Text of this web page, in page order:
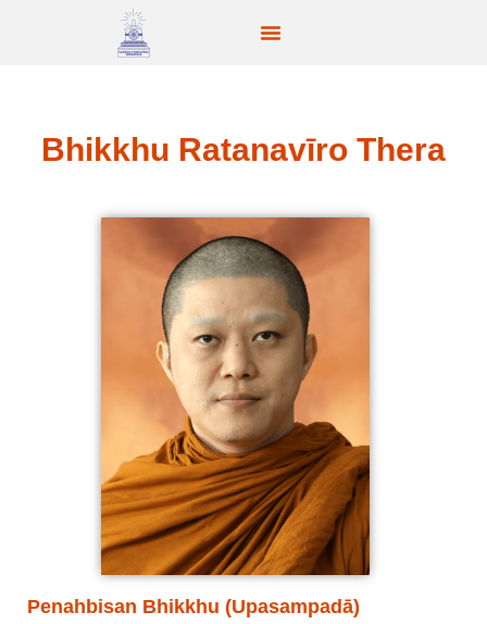
Bhikkhu Ratanavīro Thera
Penahbisan Bhikkhu (Upasampadā)